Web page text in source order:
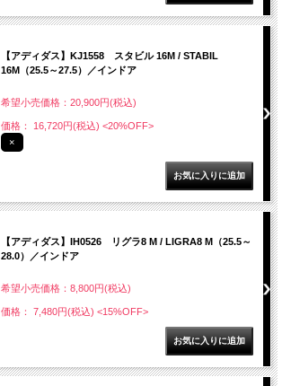
【アディダス】KJ1558 スタビル 16M / STABIL
16M（25.5～27.5）／インドア
希望小売価格：20,900円(税込)
価格： 16,720円(税込) <20%OFF>
×
【アディダス】IH0526 リグラ8 M / LIGRA8 M（25.5～
28.0）／インドア
希望小売価格：8,800円(税込)
価格： 7,480円(税込) <15%OFF>